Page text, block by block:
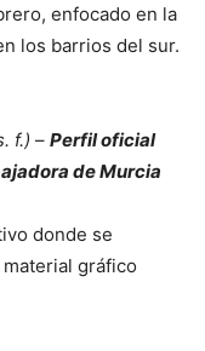
enfocado en la
los barrios del sur.
f.) – Perfil oficial
de Murcia
donde se
gráfico